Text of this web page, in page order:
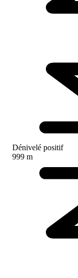
Dénivelé positif
999 m